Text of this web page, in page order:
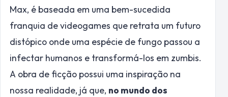
Max, é baseada em uma bem-sucedida
franquia de videogames que retrata um futuro
distópico onde uma espécie de fungo passou a
infectar humanos e transformá-los em zumbis.
A obra de ficção possui uma inspiração na
nossa realidade, já que, no mundo dos